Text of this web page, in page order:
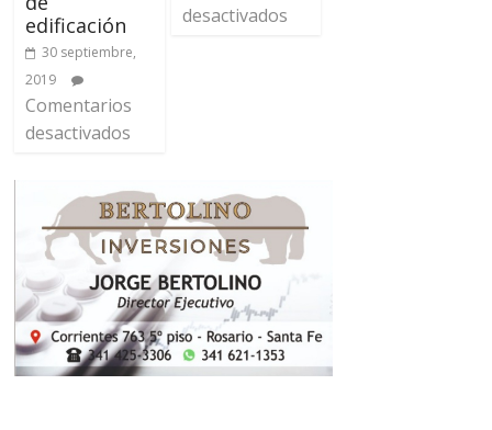
edificación
30 septiembre,
2019
Comentarios
desactivados
desactivados